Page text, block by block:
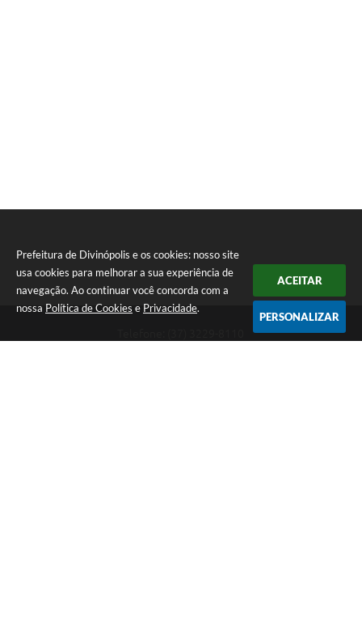
Prefeitura de Divinópolis e os cookies: nosso site
usa cookies para melhorar a sua experiência de
navegação. Ao continuar você concorda com a
nossa Política de Cookies e Privacidade.
ACEITAR
PERSONALIZAR